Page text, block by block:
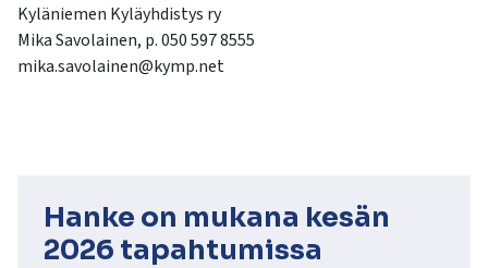
Kyläniemen Kyläyhdistys ry
Mika Savolainen, p. 050 597 8555
mika.savolainen@kymp.net
Hanke on mukana kesän
2026 tapahtumissa